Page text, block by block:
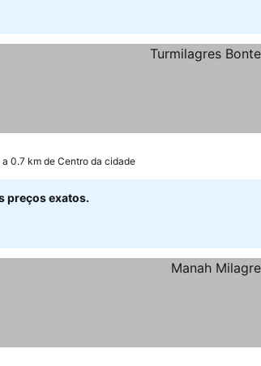
preços
a 0.7 km de Centro da cidade
preços exatos.